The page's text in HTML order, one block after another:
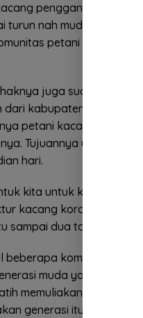
pengganti kacang
turun nah mudah-
petani kacang
juga sudah
kabupaten Bandung
petani kacang koro di
Tujuannya untuk
hari.
kita untuk
kacang koro lebih
sampai dua tahap bisa
beberapa komunitas
muda yang mampu
memuliakan tanah
generasi itu.